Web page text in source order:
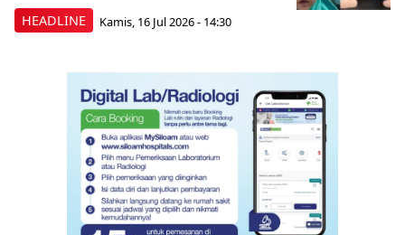
HEADLINE Kamis, 16 Jul 2026 - 14:30